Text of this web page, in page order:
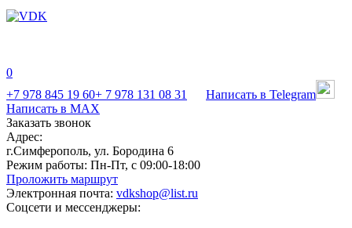
0
+7 978 845 19 60+ 7 978 131 08 31
Написать в Telegram
Написать в MAX
Заказать звонок
Адрес:
г.Симферополь, ул. Бородина 6
Режим работы: Пн-Пт, с 09:00-18:00
Проложить маршрут
Электронная почта: vdkshop@list.ru
Соцсети и мессенджеры: